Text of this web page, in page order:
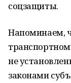
соцзащиты.
Напоминаем,
не
законами